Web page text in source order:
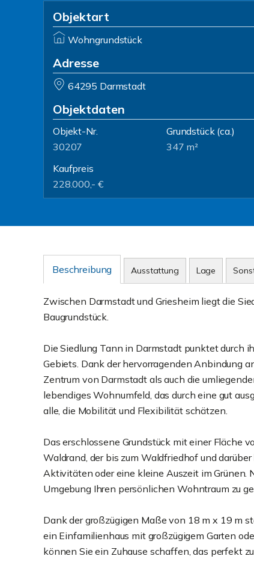
Objektart
Wohngrundstück
Adresse
64295 Darmstadt
Objektdaten
Objekt-Nr.
30207
Grundstück(ca.)
347 m²
Kaufpreis
228.000,- €
Beschreibung Ausstattung Lage
Zwischen Darmstadt und Griesheim liegt die
Baugrundstück.
Die Siedlung Tann in Darmstadt punktet durch
Gebiets. Dank der hervorragenden Anbindung
Zentrum von Darmstadt als auch die
lebendiges Wohnumfeld, das durch eine gut
alle, die Mobilität und Flexibilität schätzen.
Das erschlossene Grundstück mit einer Fläche
Waldrand, der bis zum Waldfriedhof und
Aktivitäten oder eine kleine Auszeit im Grünen.
Umgebung Ihren persönlichen Wohntraum zu
Dank der großzügigen Maße von 18 m x 19 m
ein Einfamilienhaus mit großzügigem Garten
können Sie ein Zuhause schaffen, das perfekt